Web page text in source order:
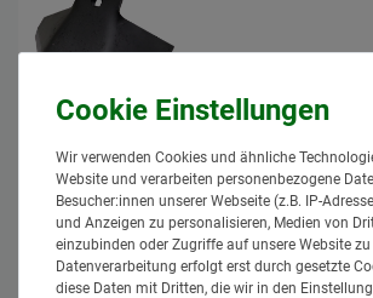
Gänsefußschar "Topmix" 506055,
506003 passend für Köckerling
49,95 € *
aktuell nicht lieferbar
Artikel anzeigen
inkl. MwSt.zzgl. Versand
Wir verwenden Cookies und ähnliche
Website und verarbeiten personenbezogene
Besucher:innen unserer Webseite (z.B. IP-
und Anzeigen zu personalisieren, Medien von
einzubinden oder Zugriffe auf unsere Website
Datenverarbeitung erfolgt erst durch gesetzte
diese Daten mit Dritten, die wir in den